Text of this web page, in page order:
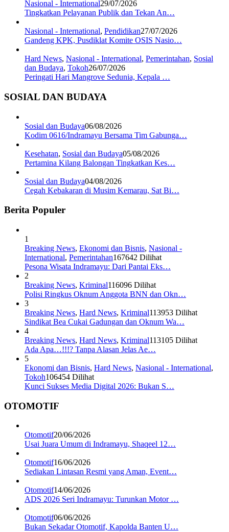
Nasional - International29/07/2026
Tingkatkan Pelayanan Publik dan Tekan An…
Nasional - International, Pendidikan27/07/2026
Gandeng KPK, Pusdiklat Komite OSIS Nasio…
Hard News, Nasional - International, Pemerintahan, Sosial
dan Budaya, Tokoh26/07/2026
Peringati Hari Mangrove Sedunia, Kepala …
SOSIAL DAN BUDAYA
Sosial dan Budaya06/08/2026
Kodim 0616/Indramayu Bersama Tim Gabunga…
Kesehatan, Sosial dan Budaya05/08/2026
Pertamina Kilang Balongan Tingkatkan Kes…
Sosial dan Budaya04/08/2026
Cegah Kebakaran di Musim Kemarau, Sat Bi…
Berita Populer
1
Breaking News, Ekonomi dan Bisnis, Nasional -
International, Pemerintahan167642 Dilihat
Pesona Wisata Indramayu: Dari Pantai Eks…
2
Breaking News, Kriminal116096 Dilihat
Polisi Ringkus Oknum Anggota BNN dan Okn…
3
Breaking News, Hard News, Kriminal113953 Dilihat
Sindikat Bea Cukai Gadungan dan Oknum Wa…
4
Breaking News, Hard News, Kriminal113105 Dilihat
Ada Apa…!!!? Tanpa Alasan Jelas Ae…
5
Ekonomi dan Bisnis, Hard News, Nasional - International,
Tokoh106454 Dilihat
Kunci Sukses Media Digital 2026: Bukan S…
OTOMOTIF
Otomotif20/06/2026
Usai Juara Umum di Indramayu, Shaqeel 12…
Otomotif16/06/2026
Sediakan Lintasan Resmi yang Aman, Event…
Otomotif14/06/2026
ADS 2026 Seri Indramayu: Turunkan Motor …
Otomotif06/06/2026
Bukan Sekadar Otomotif, Kapolda Banten U…